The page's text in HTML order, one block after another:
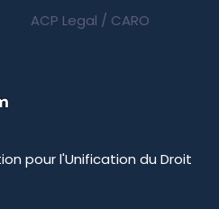
ACP Legal / CARO
pour l'Unification du Droit